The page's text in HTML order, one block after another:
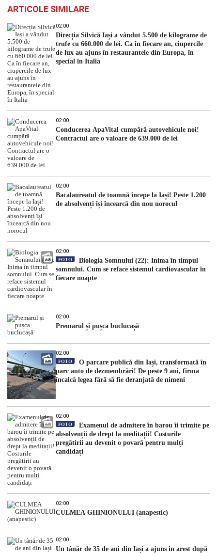
ARTICOLE SIMILARE
02:00
Direcția Silvică Iași a vândut 5.500 de kilograme de
trufe cu 660.000 de lei. Ca în fiecare an, ciupercile
de lux au ajuns în restaurantele din Europa, în
special în Italia
02:00
Conducerea ApaVital cumpără autovehicule noi!
Contractul are o valoare de 639.000 de lei
02:00
Bacalaureatul de toamnă începe la Iași! Peste 1.200
de absolvenți își încearcă din nou norocul
02:00
FOTO
Biologia Somnului (22): Inima în timpul
somnului. Cum se reface sistemul cardiovascular în
fiecare noapte
02:00
Premarul și pușca buclucașă
02:00
FOTO
O parcare publică din Iași, transformată în
parc auto de dezmembrări! De peste 9 ani, firma
încalcă legea fără să fie deranjată de nimeni
02:00
FOTO
Examenul de admitere în barou îi trimite pe
absolvenții de drept la meditații! Costurile
pregătirii au devenit o povară pentru mulți
candidați
02:00
CULMEA GHINIONULUI (anapestic)
02:00
Un tânăr de 35 de ani din Iași a ajuns în arest după